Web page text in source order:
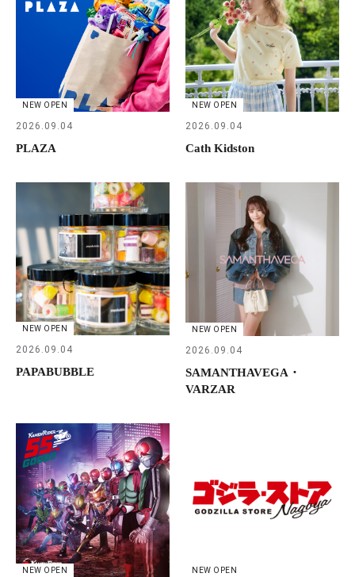
NEW OPEN
2026.09.04
PLAZA
NEW OPEN
2026.09.04
Cath Kidston
NEW OPEN
2026.09.04
PAPABUBBLE
NEW OPEN
2026.09.04
SAMANTHAVEGA・
VARZAR
NEW OPEN NEW OPEN